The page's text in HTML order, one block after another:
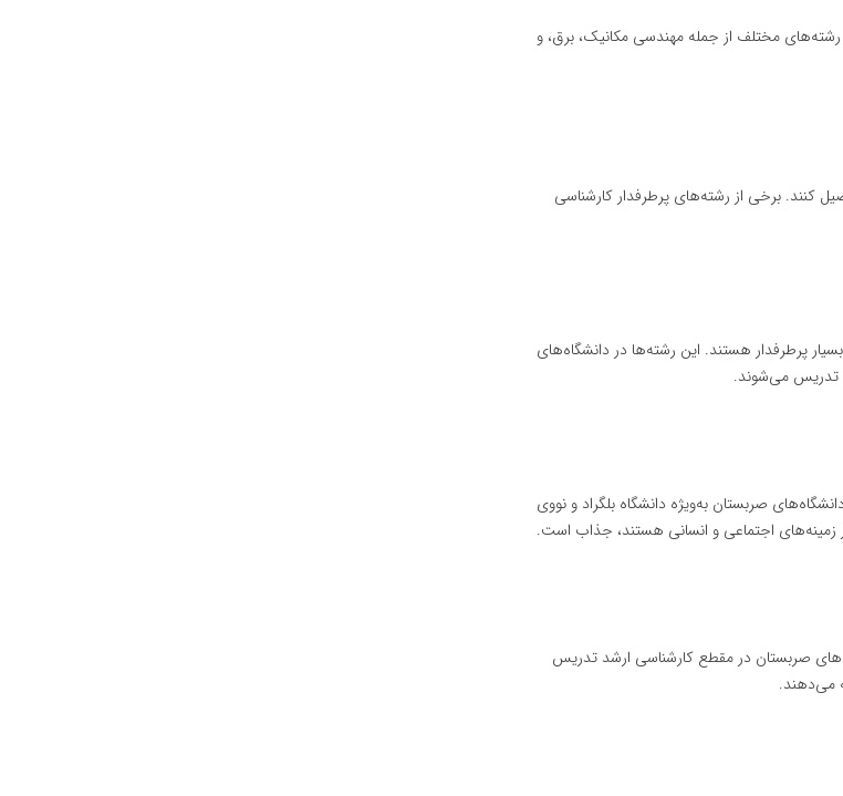
رشته‌های مختلف از جمله مهندسی مکانیک، برق، و
کنند. برخی از رشته‌های پرطرفدار کارشناسی
پرطرفدار هستند. این رشته‌ها در دانشگاه‌های
تدریس می‌شوند.
صربستان به‌ویژه دانشگاه بلگراد و نووی
اجتماعی و انسانی هستند، جذاب است.
صربستان در مقطع کارشناسی ارشد تدریس
می‌دهند.